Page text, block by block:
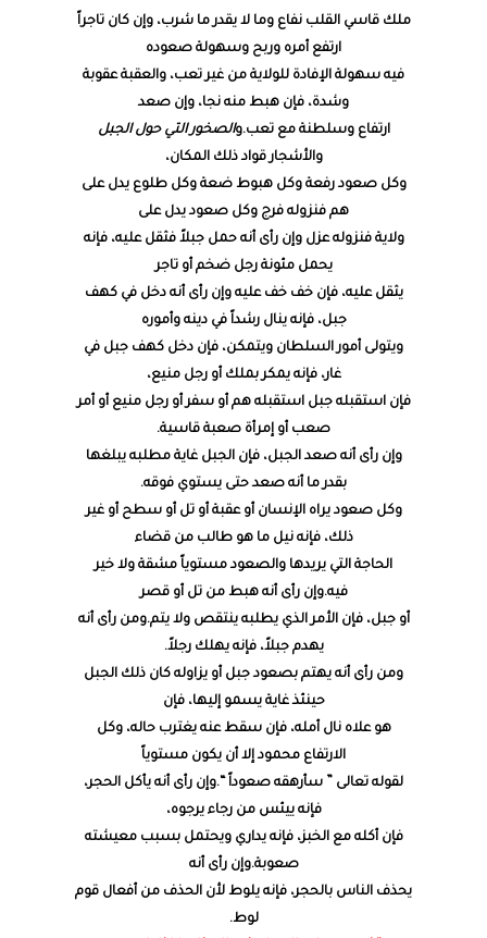
ملك قاسي القلب نفاع وما لا يقدر ما شرب، وإن كان تاجراً
ارتفع أمره وربح وسهولة صعوده
فيه سهولة الإفادة للولاية من غير تعب، والعقبة عقوبة
وشدة، فإن هبط منه نجا، وإن صعد
ارتفاع وسلطنة مع تعب.والصخور التي حول الجبل
والأشجار قواد ذلك المكان،
وكل صعود رفعة وكل هبوط ضعة وكل طلوع يدل على
هم فنزوله فرج وكل صعود يدل على
ولاية فنزوله عزل وإن رأى أنه حمل جبلاً فثقل عليه، فإنه
يحمل مئونة رجل ضخم أو تاجر
يثقل عليه، فإن خف خف عليه وإن رأى أنه دخل في كهف
جبل، فإنه ينال رشداً في دينه وأموره
ويتولى أمور السلطان ويتمكن، فإن دخل كهف جبل في
غار، فإنه يمكر بملك أو رجل منيع،
فإن استقبله جبل استقبله هم أو سفر أو رجل منيع أو أمر
صعب أو إمرأة صعبة قاسية.
وإن رأى أنه صعد الجبل، فإن الجبل غاية مطلبه يبلغها
بقدر ما أنه صعد حتى يستوي فوقه.
وكل صعود يراه الإنسان أو عقبة أو تل أو سطح أو غير
ذلك، فإنه نيل ما هو طالب من قضاء
الحاجة التي يريدها والصعود مستوياً مشقة ولا خير
فيه.وإن رأى أنه هبط من تل أو قصر
أو جبل، فإن الأمر الذي يطلبه ينتقص ولا يتم.ومن رأى أنه
يهدم جبلاً، فإنه يهلك رجلاً.
ومن رأى أنه يهتم بصعود جبل أو يزاوله كان ذلك الجبل
حينئذ غاية يسمو إليها، فإن
هو علاه نال أمله، فإن سقط عنه يغترب حاله، وكل
الارتفاع محمود إلا أن يكون مستوياً
لقوله تعالى ” سأرهقه صعوداً “.وإن رأى أنه يأكل الحجر،
فإنه ييئس من رجاء يرجوه،
فإن أكله مع الخبز، فإنه يداري ويحتمل بسبب معيشته
صعوبة.وإن رأى أنه
يحذف الناس بالحجر، فإنه يلوط لأن الحذف من أفعال قوم
لوط.